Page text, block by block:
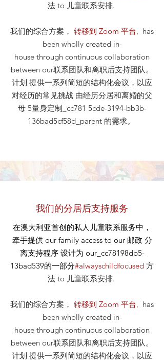
法to 儿童联系安排.
我们的综合方案， 转移到 Zoom 平台, has
been wholly created in-
house through continuous collaboration
between our联系团队和离职后支持团队。
计划 提供一系列简短的结构化会议，以应
对经历的常见挑战 由经历分居和离婚的父
母 5量身定制_cc781 5cde-3194-bb3b-
136bad5cf58d_parent 的需求。
我们的分居后支持服务
在澳大利亚首创的私人儿童联系服务中，
牵手提供 our family access to our 邮政 分
离支持程序 设计为 our_cc78198db5-
13bad539的一部分#alwayschildfocused 方
法to 儿童联系安排.
我们的综合方案， 转移到 Zoom 平台, has
been wholly created in-
house through continuous collaboration
between our联系团队和离职后支持团队。
计划 提供一系列简短的结构化会议，以应